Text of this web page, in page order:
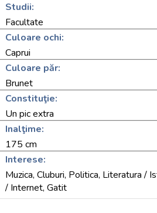
Studii:
Facultate
Culoare ochi:
Caprui
Culoare păr:
Brunet
Constituţie:
Un pic extra
Inalţime:
175 cm
Interese:
Muzica, Cluburi, Politica, Literatura /
/ Internet, Gatit